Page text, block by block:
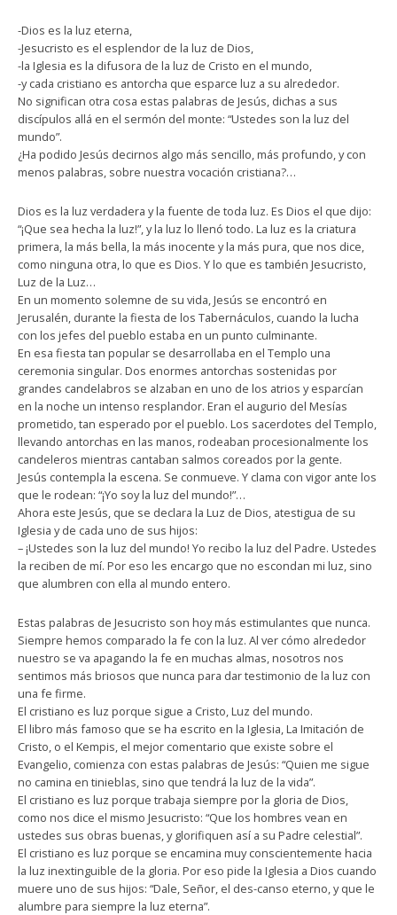
-Dios es la luz eterna,
-Jesucristo es el esplendor de la luz de Dios,
-la Iglesia es la difusora de la luz de Cristo en el mundo,
-y cada cristiano es antorcha que esparce luz a su alrededor.
No significan otra cosa estas palabras de Jesús, dichas a sus
discípulos allá en el sermón del monte: “Ustedes son la luz del
mundo”.
¿Ha podido Jesús decirnos algo más sencillo, más profundo, y con
menos palabras, sobre nuestra vocación cristiana?…
Dios es la luz verdadera y la fuente de toda luz. Es Dios el que dijo:
“¡Que sea hecha la luz!”, y la luz lo llenó todo. La luz es la criatura
primera, la más bella, la más inocente y la más pura, que nos dice,
como ninguna otra, lo que es Dios. Y lo que es también Jesucristo,
Luz de la Luz…
En un momento solemne de su vida, Jesús se encontró en
Jerusalén, durante la fiesta de los Tabernáculos, cuando la lucha
con los jefes del pueblo estaba en un punto culminante.
En esa fiesta tan popular se desarrollaba en el Templo una
ceremonia singular. Dos enormes antorchas sostenidas por
grandes candelabros se alzaban en uno de los atrios y esparcían
en la noche un intenso resplandor. Eran el augurio del Mesías
prometido, tan esperado por el pueblo. Los sacerdotes del Templo,
llevando antorchas en las manos, rodeaban procesionalmente los
candeleros mientras cantaban salmos coreados por la gente.
Jesús contempla la escena. Se conmueve. Y clama con vigor ante los
que le rodean: “¡Yo soy la luz del mundo!”…
Ahora este Jesús, que se declara la Luz de Dios, atestigua de su
Iglesia y de cada uno de sus hijos:
– ¡Ustedes son la luz del mundo! Yo recibo la luz del Padre. Ustedes
la reciben de mí. Por eso les encargo que no escondan mi luz, sino
que alumbren con ella al mundo entero.
Estas palabras de Jesucristo son hoy más estimulantes que nunca.
Siempre hemos comparado la fe con la luz. Al ver cómo alrededor
nuestro se va apagando la fe en muchas almas, nosotros nos
sentimos más briosos que nunca para dar testimonio de la luz con
una fe firme.
El cristiano es luz porque sigue a Cristo, Luz del mundo.
El libro más famoso que se ha escrito en la Iglesia, La Imitación de
Cristo, o el Kempis, el mejor comentario que existe sobre el
Evangelio, comienza con estas palabras de Jesús: “Quien me sigue
no camina en tinieblas, sino que tendrá la luz de la vida”.
El cristiano es luz porque trabaja siempre por la gloria de Dios,
como nos dice el mismo Jesucristo: “Que los hombres vean en
ustedes sus obras buenas, y glorifiquen así a su Padre celestial”.
El cristiano es luz porque se encamina muy conscientemente hacia
la luz inextinguible de la gloria. Por eso pide la Iglesia a Dios cuando
muere uno de sus hijos: “Dale, Señor, el des-canso eterno, y que le
alumbre para siempre la luz eterna”.